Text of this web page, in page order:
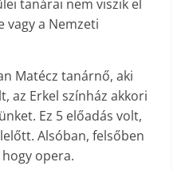
tanárai nem viszik el
vagy a Nemzeti
Matécz tanárnő, aki
az Erkel színház akkori
Ez 5 előadás volt,
Alsóban, felsőben
opera.